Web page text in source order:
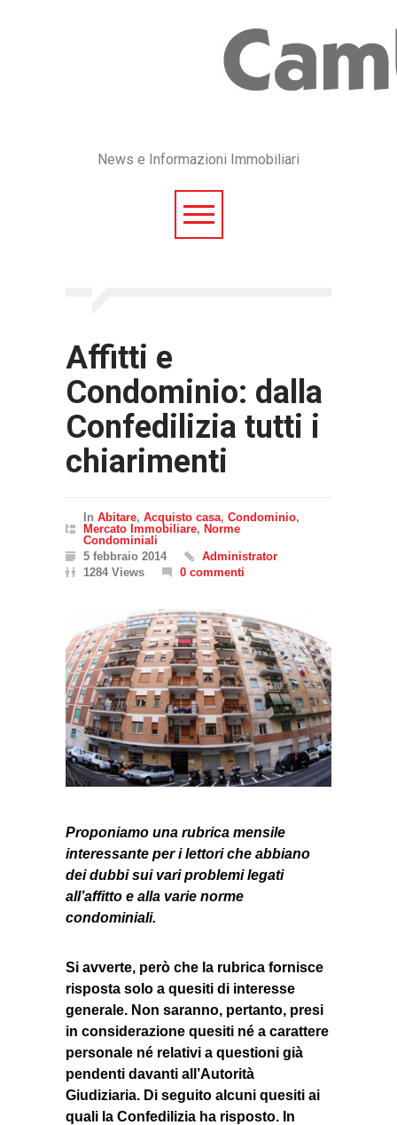
News e Informazioni Immobiliari
Affitti e
Condominio: dalla
Confedilizia tutti i
chiarimenti
In Abitare, Acquisto casa, Condominio,
Mercato Immobiliare, Norme
Condominiali
5 febbraio 2014
Administrator
1284 Views
0 commenti
Proponiamo una rubrica mensile
interessante per i lettori che abbiano
dei dubbi sui vari problemi legati
all’affitto e alla varie norme
condominiali.
Si avverte, però che la rubrica fornisce
risposta solo a quesiti di interesse
generale. Non saranno, pertanto, presi
in considerazione quesiti né a carattere
personale né relativi a questioni già
pendenti davanti all’Autorità
Giudiziaria. Di seguito alcuni quesiti ai
quali la Confedilizia ha risposto. In